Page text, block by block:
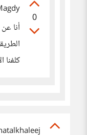
0
أنا
كلفنا